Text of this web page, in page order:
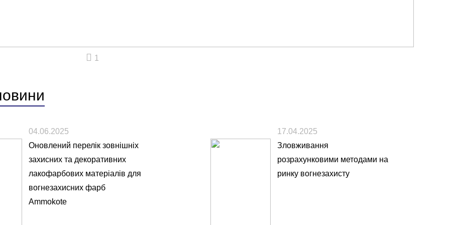
1
04.06.2025
Оновлений перелік зовнішніх
захисних та декоративних
лакофарбових матеріалів для
вогнезахисних фарб
Ammokote
17.04.2025
Зловживання
розрахунковими методами на
ринку вогнезахисту